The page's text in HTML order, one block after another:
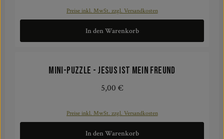
Preise inkl. MwSt. zzgl. Versandkosten
In den Warenkorb
Mini-Puzzle - Jesus ist mein Freund
Regulärer Preis:
5,00 €
Preise inkl. MwSt. zzgl. Versandkosten
In den Warenkorb